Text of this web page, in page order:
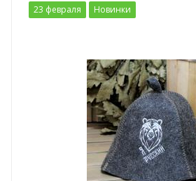
23 февраля Новинки